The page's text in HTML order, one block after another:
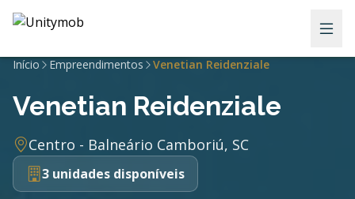
Início Empreendimentos Venetian Reidenziale
Venetian Reidenziale
Centro - Balneário Camboriú, SC
3 unidades disponíveis